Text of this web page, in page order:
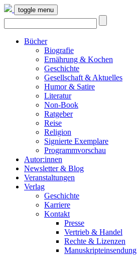
toggle menu
Bücher
Biografie
Ernährung & Kochen
Geschichte
Gesellschaft & Aktuelles
Humor & Satire
Literatur
Non-Book
Ratgeber
Reise
Religion
Signierte Exemplare
Programmvorschau
Autor:innen
Newsletter & Blog
Veranstaltungen
Verlag
Geschichte
Karriere
Kontakt
Presse
Vertrieb & Handel
Rechte & Lizenzen
Manuskripteinsendung